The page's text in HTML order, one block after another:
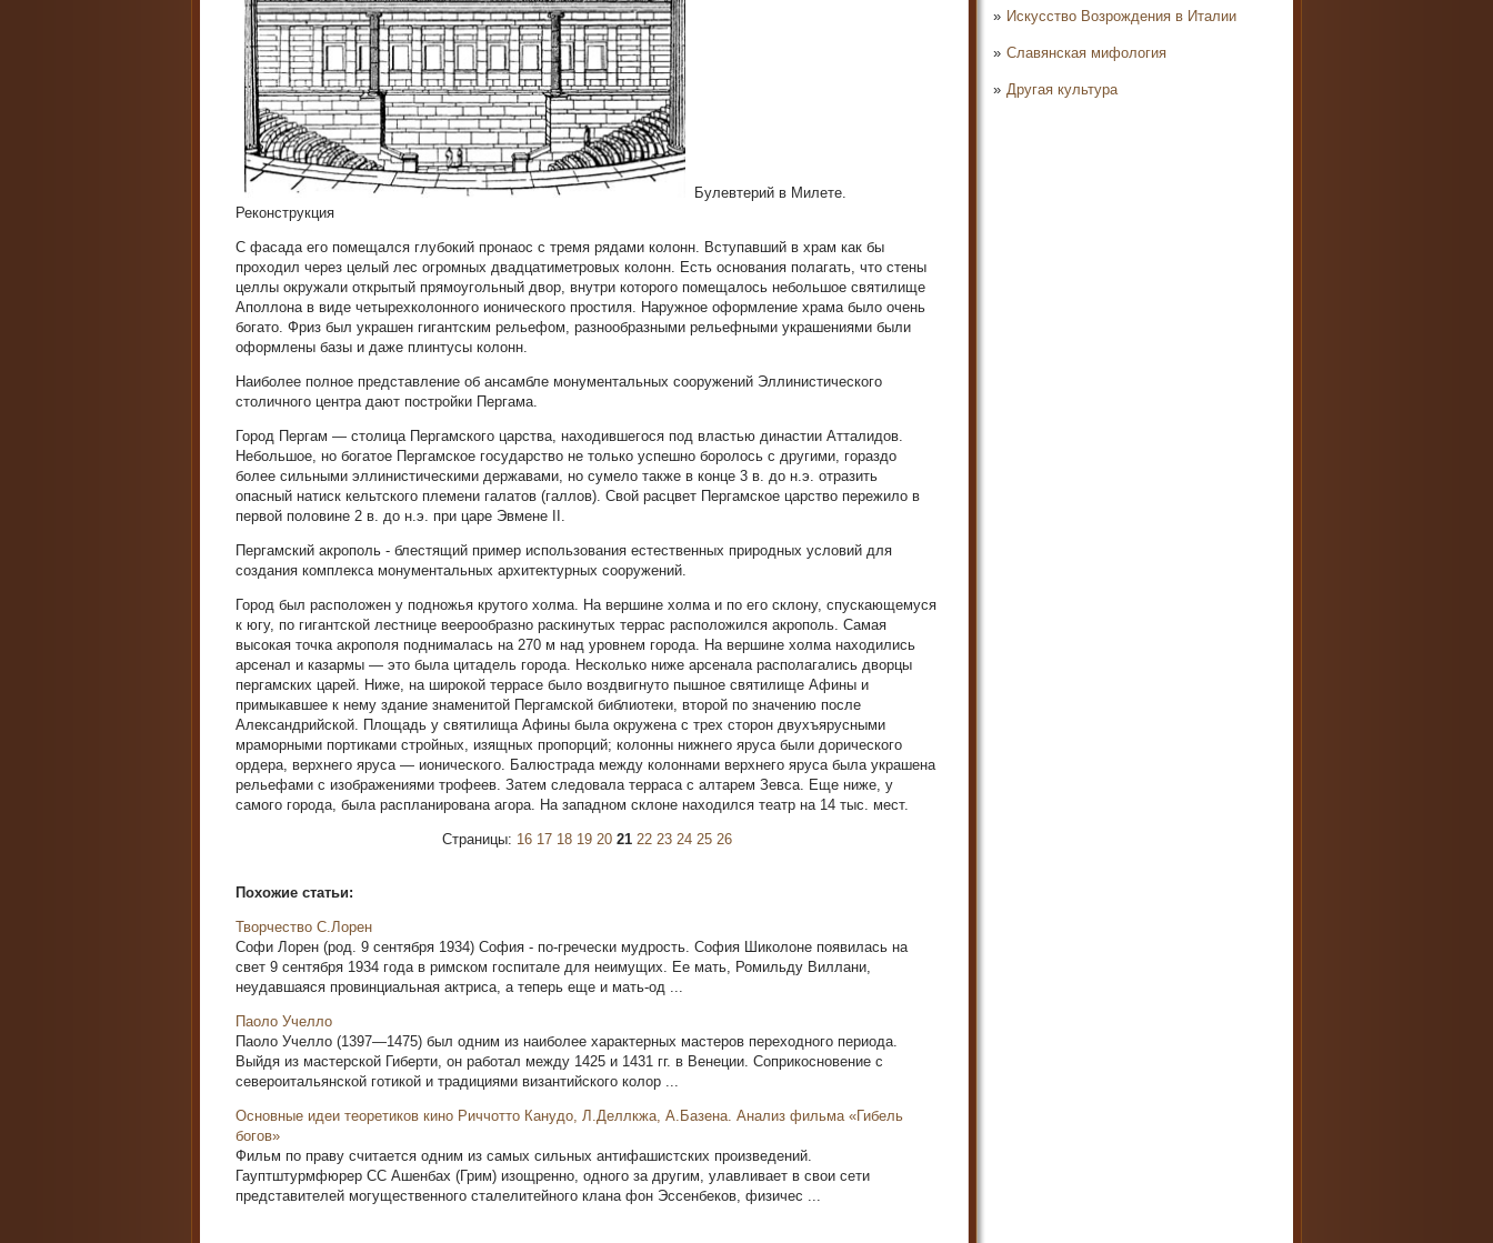
Искусство Возрождения в Италии
Славянская мифология
Другая культура
Булевтерий в Милете.
Реконструкция
С фасада его помещался глубокий пронаос с тремя рядами колонн. Вступавший в храм как бы
проходил через целый лес огромных двадцатиметровых колонн. Есть основания полагать, что стены
целлы окружали открытый прямоугольный двор, внутри которого помещалось небольшое святилище
Аполлона в виде четырехколонного ионического простиля. Наружное оформление храма было очень
богато. Фриз был украшен гигантским рельефом, разнообразными рельефными украшениями были
оформлены базы и даже плинтусы колонн.
Наиболее полное представление об ансамбле монументальных сооружений Эллинистического
столичного центра дают постройки Пергама.
Город Пергам — столица Пергамского царства, находившегося под властью династии Атталидов.
Небольшое, но богатое Пергамское государство не только успешно боролось с другими, гораздо
более сильными эллинистическими державами, но сумело также в конце 3 в. до н.э. отразить
опасный натиск кельтского племени галатов (галлов). Свой расцвет Пергамское царство пережило в
первой половине 2 в. до н.э. при царе Эвмене II.
Пергамский акрополь - блестящий пример использования естественных природных условий для
создания комплекса монументальных архитектурных сооружений.
Город был расположен у подножья крутого холма. На вершине холма и по его склону, спускающемуся
к югу, по гигантской лестнице веерообразно раскинутых террас расположился акрополь. Самая
высокая точка акрополя поднималась на 270 м над уровнем города. На вершине холма находились
арсенал и казармы — это была цитадель города. Несколько ниже арсенала располагались дворцы
пергамских царей. Ниже, на широкой террасе было воздвигнуто пышное святилище Афины и
примыкавшее к нему здание знаменитой Пергамской библиотеки, второй по значению после
Александрийской. Площадь у святилища Афины была окружена с трех сторон двухъярусными
мраморными портиками стройных, изящных пропорций; колонны нижнего яруса были дорического
ордера, верхнего яруса — ионического. Балюстрада между колоннами верхнего яруса была украшена
рельефами с изображениями трофеев. Затем следовала терраса с алтарем Зевса. Еще ниже, у
самого города, была распланирована агора. На западном склоне находился театр на 14 тыс. мест.
Страницы: 16 17 18 19 20 21 22 23 24 25 26
Похожие статьи:
Творчество С.Лорен
Софи Лорен (род. 9 сентября 1934) София - по-гречески мудрость. София Шиколоне появилась на
свет 9 сентября 1934 года в римском госпитале для неимущих. Ее мать, Ромильду Виллани,
неудавшаяся провинциальная актриса, а теперь еще и мать-од ...
Паоло Учелло
Паоло Учелло (1397—1475) был одним из наиболее характерных мастеров переходного периода.
Выйдя из мастерской Гиберти, он работал между 1425 и 1431 гг. в Венеции. Соприкосновение с
североитальянской готикой и традициями византийского колор ...
Основные идеи теоретиков кино Риччотто Канудо, Л.Деллкжа, А.Базена. Анализ фильма «Гибель
богов»
Фильм по праву считается одним из самых сильных антифашистских произведений.
Гауптштурмфюрер СС Ашенбах (Грим) изощренно, одного за другим, улавливает в свои сети
представителей могущественного сталелитейного клана фон Эссенбеков, физичес ...